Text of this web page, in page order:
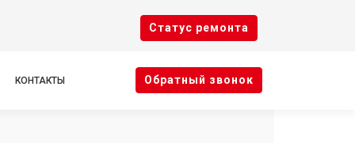
Cтатус ремонта
КОНТАКТЫ Oбратный звонок